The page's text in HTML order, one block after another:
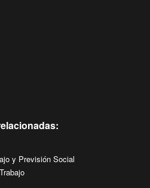
y Previsión Social